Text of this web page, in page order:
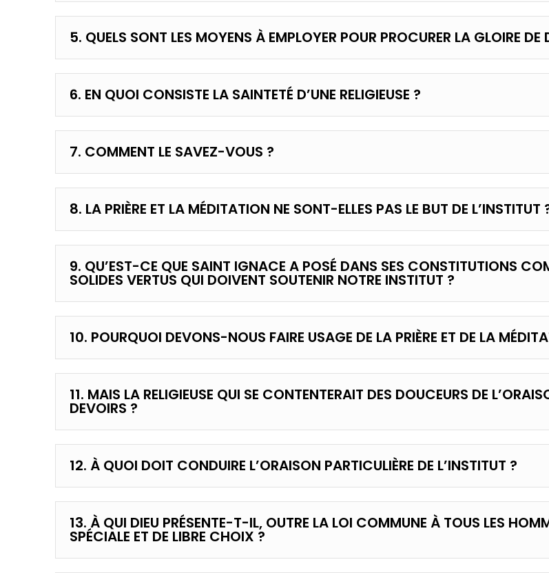
5. QUELS SONT LES MOYENS À EMPLOYER POUR PROCURER LA GLOIRE DE
6. EN QUOI CONSISTE LA SAINTETÉ D’UNE RELIGIEUSE ?
7. COMMENT LE SAVEZ-VOUS ?
8. LA PRIÈRE ET LA MÉDITATION NE SONT-ELLES PAS LE BUT DE L’INSTITUT
9. QU’EST-CE QUE SAINT IGNACE A POSÉ DANS SES CONSTITUTIONS
SOLIDES VERTUS QUI DOIVENT SOUTENIR NOTRE INSTITUT ?
10. POURQUOI DEVONS-NOUS FAIRE USAGE DE LA PRIÈRE ET DE LA
11. MAIS LA RELIGIEUSE QUI SE CONTENTERAIT DES DOUCEURS DE
DEVOIRS ?
12. À QUOI DOIT CONDUIRE L’ORAISON PARTICULIÈRE DE L’INSTITUT ?
13. À QUI DIEU PRÉSENTE-T-IL, OUTRE LA LOI COMMUNE À TOUS LES
SPÉCIALE ET DE LIBRE CHOIX ?